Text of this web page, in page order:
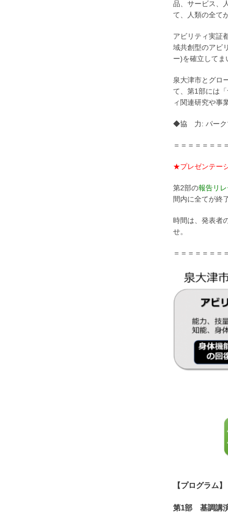
品、サービス、
て、人類の全て
アビリティ実証
域共創型のアビ
ー)を確立してま
泉大津市とグロ
て、第1部には
ィ関連研究や事
◆協 力: パーク
＝＝＝＝＝＝＝
★プレゼンテー
第2部の報告リ
間内に全てが終
時間は、発表者
せ。
＝＝＝＝＝＝＝
【プログラム】
第1部 基調講